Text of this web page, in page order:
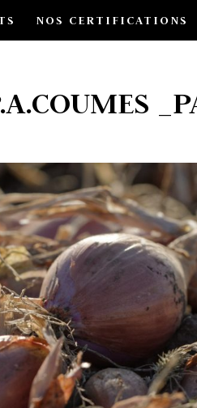
NOS CERTIFICATIONS